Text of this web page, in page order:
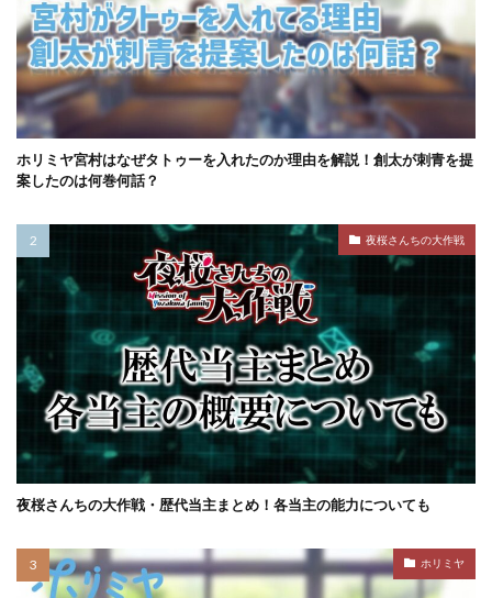
ホリミヤ宮村はなぜタトゥーを入れたのか理由を解説！創太が刺青を提
案したのは何巻何話？
夜桜さんちの大作戦
夜桜さんちの大作戦・歴代当主まとめ！各当主の能力についても
ホリミヤ